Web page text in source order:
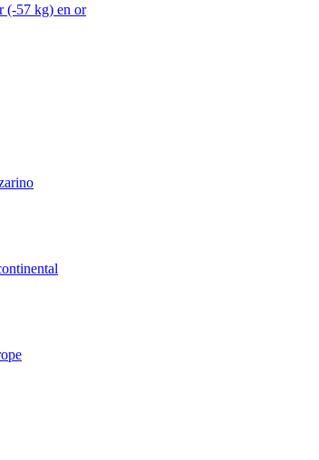
(-57 kg) en or